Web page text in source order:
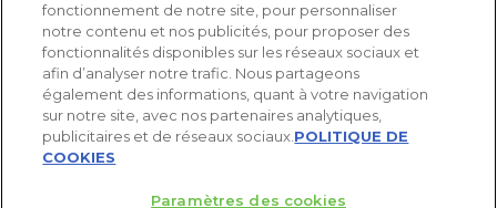
fonctionnement de notre site, pour personnaliser
notre contenu et nos publicités, pour proposer des
fonctionnalités disponibles sur les réseaux sociaux et
afin d’analyser notre trafic. Nous partageons
également des informations, quant à votre navigation
sur notre site, avec nos partenaires analytiques,
publicitaires et de réseaux sociaux. POLITIQUE DE
COOKIES
Paramètres des cookies